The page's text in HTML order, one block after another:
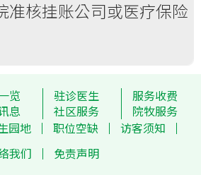
(如X光、病理检查、内视镜等)
、产房、碎石室等
料供应等
治疗部 / 加护部之当日，会收取
切治疗部 / 加护部之当日，会以深
部 / 加护部病床及转房后之病床收
算。
约增 25% – 50%
约增 50% – 100%
准核挂账公司或医疗保险
览 驻诊医生
服务收费
息 社区服务
院牧服务
园地 职位空缺
访客须知
我们
免责声明